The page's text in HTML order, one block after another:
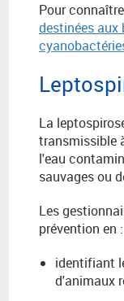
Pour
destinées aux
La
transmissible
l'eau
sauvages ou
Les
prévention en :
identifiant
d'animaux